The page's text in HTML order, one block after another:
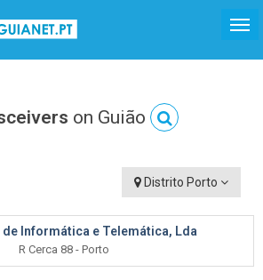
on Guião
Distrito Porto
Informática e Telemática, Lda
R Cerca 88 - Porto